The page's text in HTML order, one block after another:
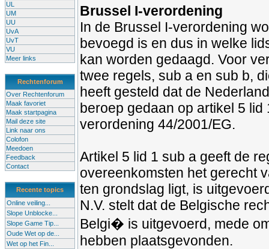
UL
UM
UU
UvA
UvT
VU
Meer links
Rechtenforum
Over Rechtenforum
Maak favoriet
Maak startpagina
Mail deze site
Link naar ons
Colofon
Meedoen
Feedback
Contact
Recente topics
Online veiling...
Slope Unblocke...
Slope Game Tip...
Oude Wet op de...
Wet op het Fin...
Brussel I-verordening
In de Brussel I-verordening
bevoegd is en dus in welke
kan worden gedaagd. Voor
twee regels, sub a en sub b,
heeft gesteld dat de
beroep gedaan op artikel 5
verordening 44/2001/EG.
Artikel 5 lid 1 sub a geeft de
overeenkomsten het gerecht
ten grondslag ligt, is
N.V. stelt dat de Belgische
Belgi� is uitgevoerd, mede
hebben plaatsgevonden.